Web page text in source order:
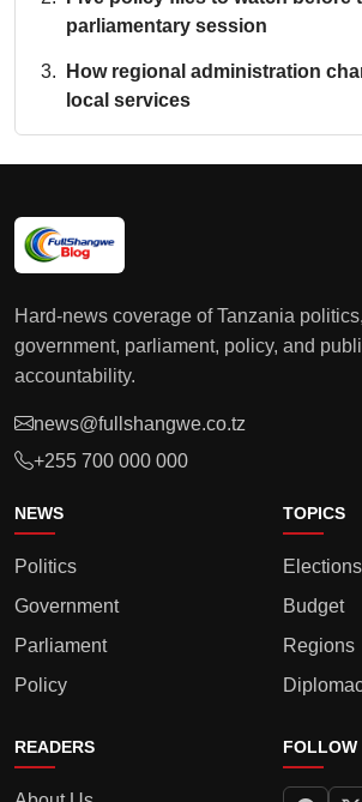
parliamentary session
How regional administration
local services
Hard-news coverage of Tanzania politics,
government, parliament, policy, and
accountability.
news@fullshangwe.co.tz
+255 700 000 000
NEWS
Politics
Government
Parliament
Policy
TOPICS
Elections
Budget
Regions
READERS FOLLOW